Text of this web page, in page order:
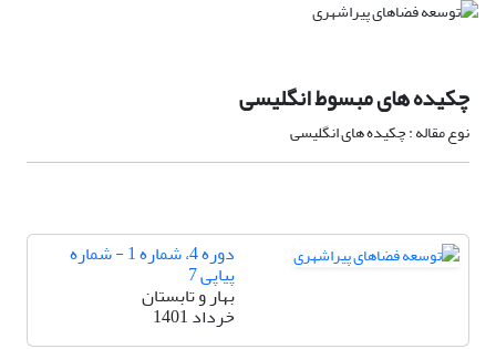
چکیده های مبسوط انگلیسی
نوع مقاله : چکیده های انگلیسی
دوره 4، شماره 1 - شماره
پیاپی 7
بهار و تابستان
خرداد 1401